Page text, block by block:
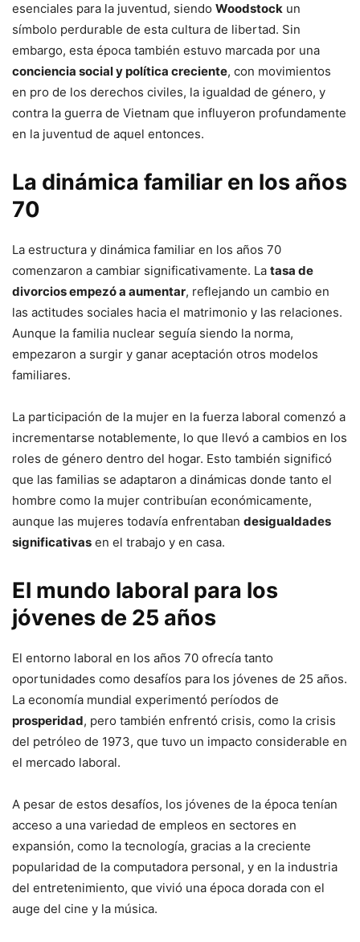
esenciales para la juventud, siendo Woodstock un
símbolo perdurable de esta cultura de libertad. Sin
embargo, esta época también estuvo marcada por una
conciencia social y política creciente, con movimientos
en pro de los derechos civiles, la igualdad de género, y
contra la guerra de Vietnam que influyeron profundamente
en la juventud de aquel entonces.
La dinámica familiar en los años
70
La estructura y dinámica familiar en los años 70
comenzaron a cambiar significativamente. La tasa de
divorcios empezó a aumentar, reflejando un cambio en
las actitudes sociales hacia el matrimonio y las relaciones.
Aunque la familia nuclear seguía siendo la norma,
empezaron a surgir y ganar aceptación otros modelos
familiares.
La participación de la mujer en la fuerza laboral comenzó a
incrementarse notablemente, lo que llevó a cambios en los
roles de género dentro del hogar. Esto también significó
que las familias se adaptaron a dinámicas donde tanto el
hombre como la mujer contribuían económicamente,
aunque las mujeres todavía enfrentaban desigualdades
significativas en el trabajo y en casa.
El mundo laboral para los
jóvenes de 25 años
El entorno laboral en los años 70 ofrecía tanto
oportunidades como desafíos para los jóvenes de 25 años.
La economía mundial experimentó períodos de
prosperidad, pero también enfrentó crisis, como la crisis
del petróleo de 1973, que tuvo un impacto considerable en
el mercado laboral.
A pesar de estos desafíos, los jóvenes de la época tenían
acceso a una variedad de empleos en sectores en
expansión, como la tecnología, gracias a la creciente
popularidad de la computadora personal, y en la industria
del entretenimiento, que vivió una época dorada con el
auge del cine y la música.